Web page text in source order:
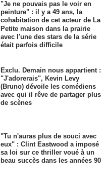
"Je ne pouvais pas le voir en
peinture" : il y a 49 ans, la
cohabitation de cet acteur de La
Petite maison dans la prairie
avec l'une des stars de la série
était parfois difficile
Exclu. Demain nous appartient :
"J'adorerais", Kevin Levy
(Bruno) dévoile les comédiens
avec qui il rêve de partager plus
de scènes
"Tu n'auras plus de souci avec
eux" : Clint Eastwood a imposé
sa loi sur ce thriller voué à un
beau succès dans les années 90